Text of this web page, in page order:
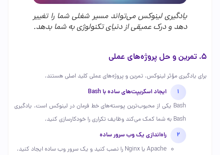
یادگیری لینوکس می‌تواند مسیر شغلی شما را تغییر
دهد و درک عمیقی از دنیای تکنولوژی به شما بدهد.
5. تمرین و حل پروژه‌های عملی
برای یادگیری مؤثر لینوکس، تمرین و پروژه‌های عملی کلید اصلی هستند.
ایجاد اسکریپت‌های ساده با Bash
Bash یکی از محبوب‌ترین پوسته‌های خط فرمان در لینوکس است. یادگیری
Bash به شما کمک می‌کند وظایف تکراری را خودکارسازی کنید.
راه‌اندازی یک وب سرور ساده
Apache یا Nginx را نصب کنید و یک سرور وب ساده ایجاد کنید.